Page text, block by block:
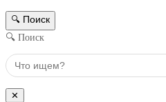
🔍 Поиск
🔍 Поиск
✕